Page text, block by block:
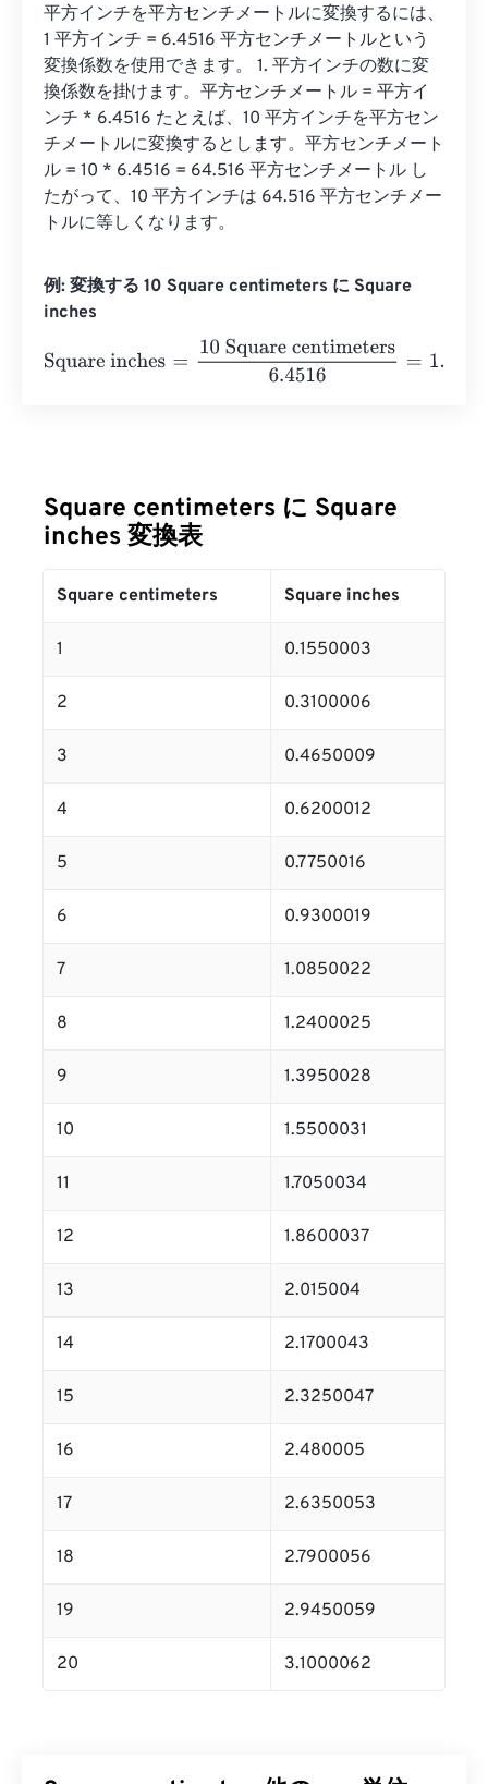
平方インチを平方センチメートルに変換するには、
1 平方インチ = 6.4516 平方センチメートルという
変換係数を使用できます。 1. 平方インチの数に変
換係数を掛けます。平方センチメートル = 平方イ
ンチ * 6.4516 たとえば、10 平方インチを平方セン
チメートルに変換するとします。平方センチメート
ル = 10 * 6.4516 = 64.516 平方センチメートル し
たがって、10 平方インチは 64.516 平方センチメー
トルに等しくなります。
例: 変換する 10 Square centimeters に Square
inches
Square inches
10 Square centimeters6.4516
Square centimeters に Square
inches 変換表
Square centimeters Square inches
1 0.1550003
2 0.3100006
3 0.4650009
4 0.6200012
5 0.7750016
6 0.9300019
7 1.0850022
8 1.2400025
9 1.3950028
10 1.5500031
11 1.7050034
12 1.8600037
13 2.015004
14 2.1700043
15 2.3250047
16 2.480005
17 2.6350053
18 2.7900056
19 2.9450059
20 3.1000062